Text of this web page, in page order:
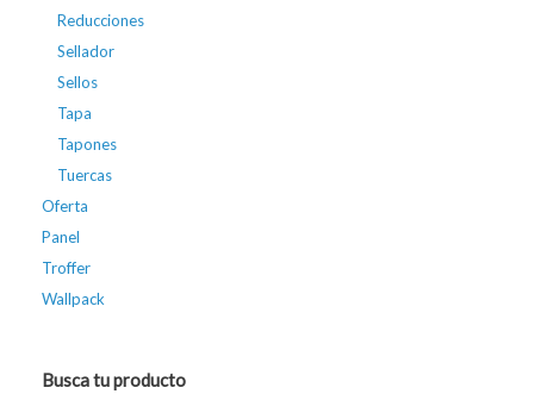
Reducciones
Sellador
Sellos
Tapa
Tapones
Tuercas
Oferta
Panel
Troffer
Wallpack
Busca tu producto